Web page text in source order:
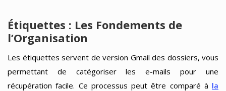
Étiquettes : Les Fondements de
l’Organisation
Les étiquettes servent de version Gmail des dossiers, vous
permettant de catégoriser les e-mails pour une
récupération facile. Ce processus peut être comparé à la